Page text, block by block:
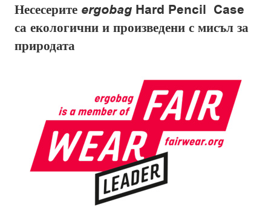
Несесерите ergobag Hard Pencil Case
са екологични и произведени с мисъл за
природата